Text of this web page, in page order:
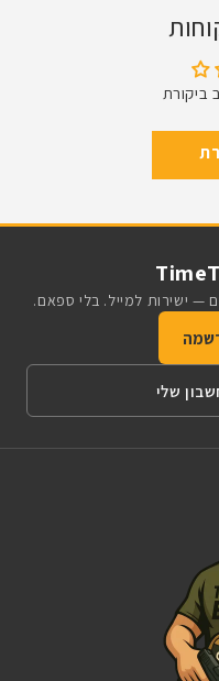
ביקורת
— ישירות למייל. בלי ספאם.
שלי